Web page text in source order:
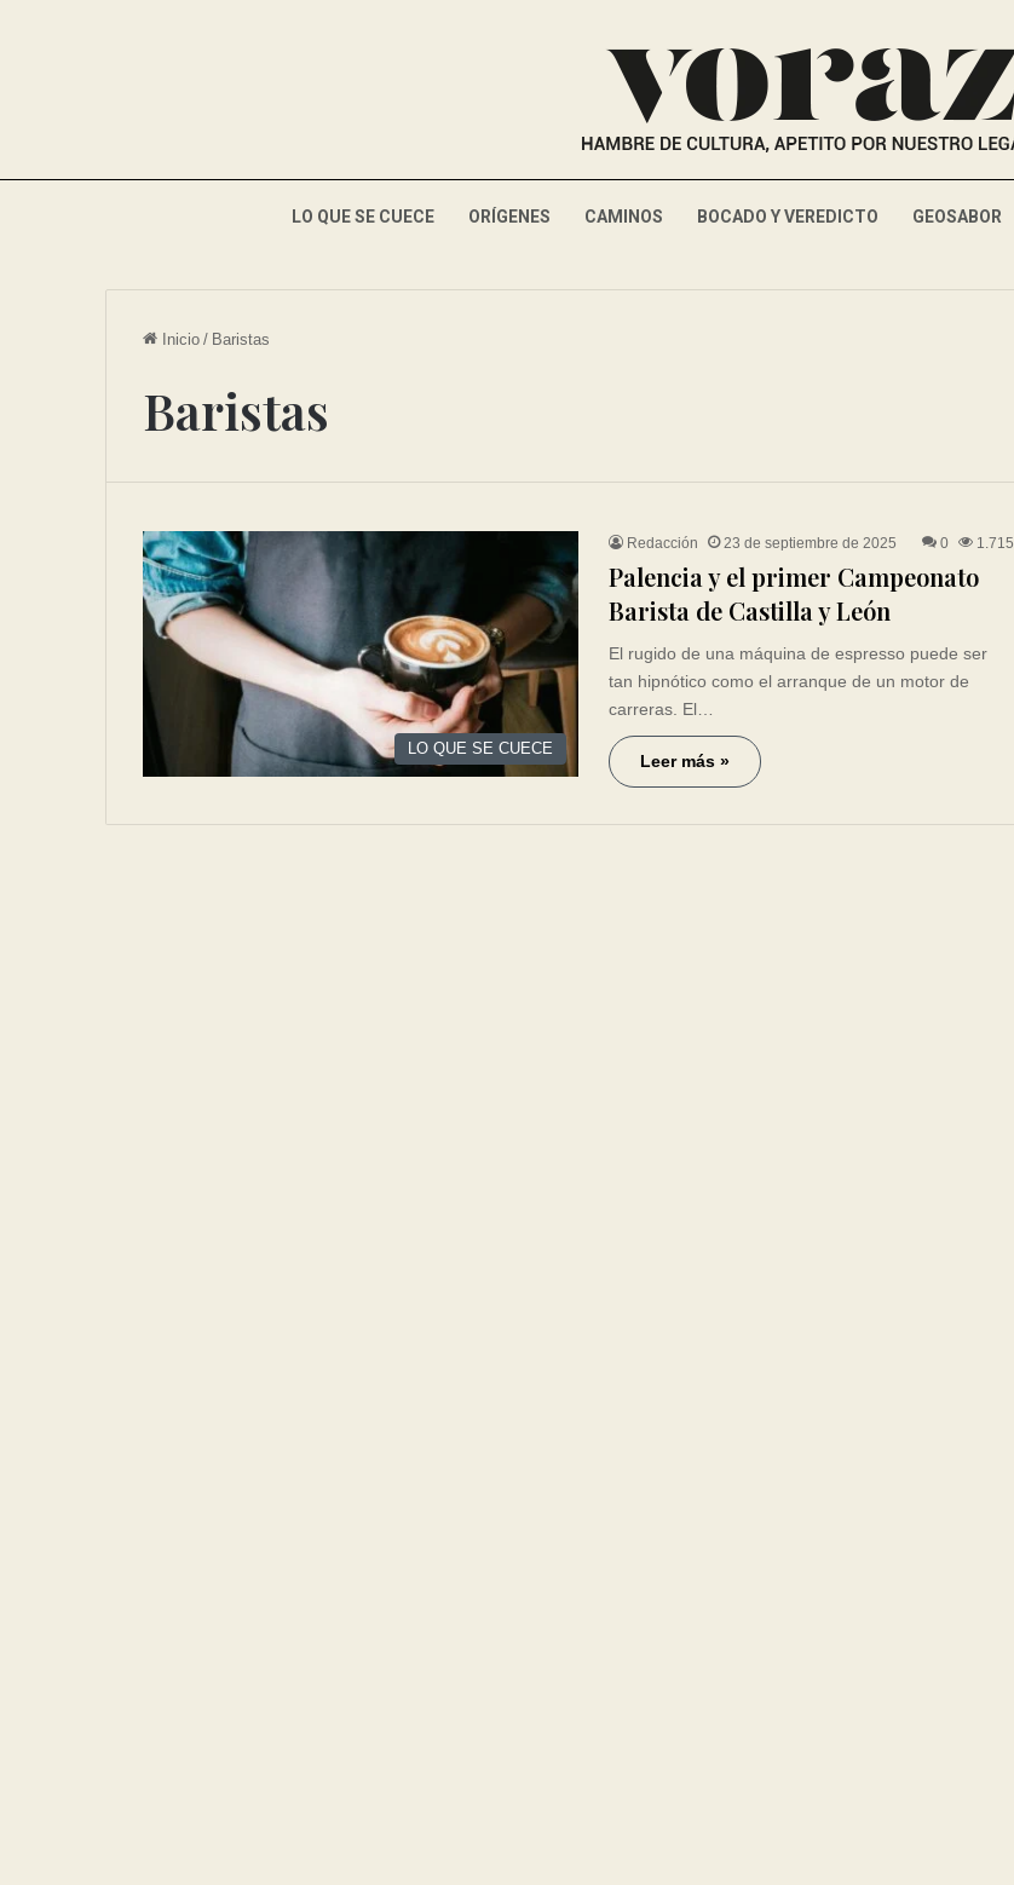
LO QUE SE CUECE ORÍGENES CAMINOS BOCADO Y VEREDICTO GEOSABOR
Inicio / Baristas
Baristas
LO QUE SE CUECE
Redacción 23 de septiembre de 2025 0 1.715
Palencia y el primer Campeonato
Barista de Castilla y León
El rugido de una máquina de espresso puede ser
tan hipnótico como el arranque de un motor de
carreras. El…
Leer más »